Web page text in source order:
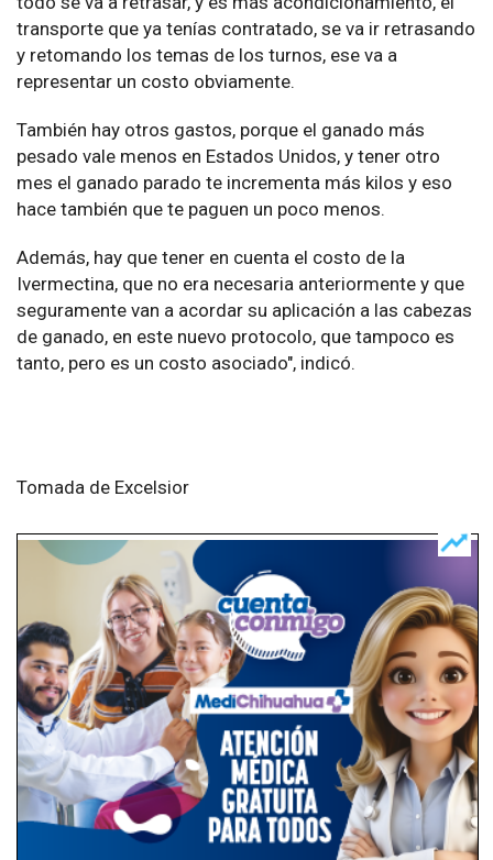
transporte que ya tenías contratado, se va ir retrasando
y retomando los temas de los turnos, ese va a
representar un costo obviamente.
También hay otros gastos, porque el ganado más
pesado vale menos en Estados Unidos, y tener otro
mes el ganado parado te incrementa más kilos y eso
hace también que te paguen un poco menos.
Además, hay que tener en cuenta el costo de la
Ivermectina, que no era necesaria anteriormente y que
seguramente van a acordar su aplicación a las cabezas
de ganado, en este nuevo protocolo, que tampoco es
tanto, pero es un costo asociado", indicó.
Tomada de Excelsior